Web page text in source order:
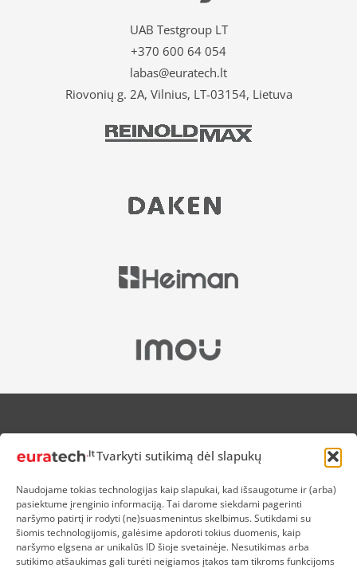
Tvarkyti sutikimą dėl slapukų
Naudojame tokias technologijas kaip slapukai, kad išsaugotume ir (arba)
pasiektume įrenginio informaciją. Tai darome siekdami pagerinti
naršymo patirtį ir rodyti (ne)suasmenintus skelbimus. Sutikdami su
šiomis technologijomis, galėsime apdoroti tokius duomenis, kaip
naršymo elgsena ar unikalūs ID šioje svetainėje. Nesutikimas arba
sutikimo atšaukimas gali turėti neigiamos įtakos tam tikroms funkcijoms
UAB Testgroup LT
+370 600 64 054
labas@euratech.lt
Riovonių g. 2A, Vilnius, LT-03154, Lietuva
APIE MUS
NUOLAIDOS HEROJAMS
PREKIŲ IR PINIGŲ GRĄŽINIMAS
ATSISKAITYMAS
D.U.K
KOKYBĖS POLITIKA